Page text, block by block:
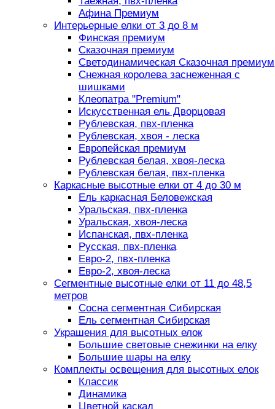
Афина Премиум
Интерьерные елки от 3 до 8 м
Финская премиум
Сказочная премиум
Светодинамическая Сказочная премиум
Снежная королева заснеженная с
шишками
Клеопатра "Premium"
Искусственная ель Дворцовая
Рублевская, пвх-пленка
Рублевская, хвоя - леска
Европейская премиум
Рублевская белая, хвоя-леска
Рублевская белая, пвх-пленка
Каркасные высотные елки от 4 до 30 м
Ель каркасная Беловежская
Уральская, пвх-пленка
Уральская, хвоя-леска
Испанская, пвх-пленка
Русская, пвх-пленка
Евро-2, пвх-пленка
Евро-2, хвоя-леска
Сегментные высотные елки от 11 до 48,5
метров
Сосна сегментная Сибирская
Ель сегментная Сибирская
Украшения для высотных елок
Большие световые снежинки на елку
Большие шары на елку
Комплекты освещения для высотных елок
Классик
Динамика
Цветной каскад